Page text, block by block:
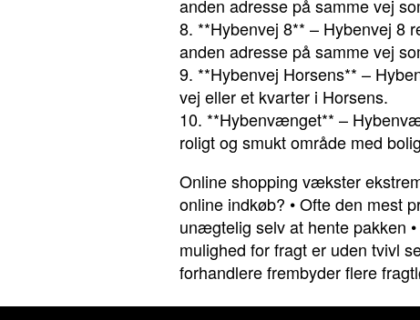
anden adresse på samme vej
8. **Hybenvej 8** – Hybenvej 8
anden adresse på samme vej
9. **Hybenvej Horsens** –
vej eller et kvarter i Horsens.
10. **Hybenvænget** –
roligt og smukt område med
Online shopping vækster
online indkøb? •Ofte den mest
unægtelig selv at hente pakken •
mulighed for fragt er uden tvivl
forhandlere frembyder flere